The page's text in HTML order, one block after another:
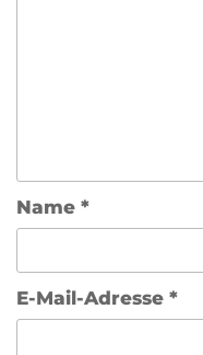
Name *
E-Mail-Adresse *